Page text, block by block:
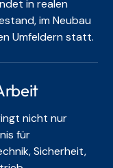
in realen
im Neubau
Umfeldern statt.
nicht nur
für
Sicherheit,